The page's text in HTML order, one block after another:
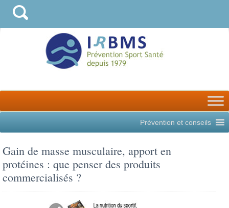
Prévention et conseils
Gain de masse musculaire, apport en
protéines : que penser des produits
commercialisés ?